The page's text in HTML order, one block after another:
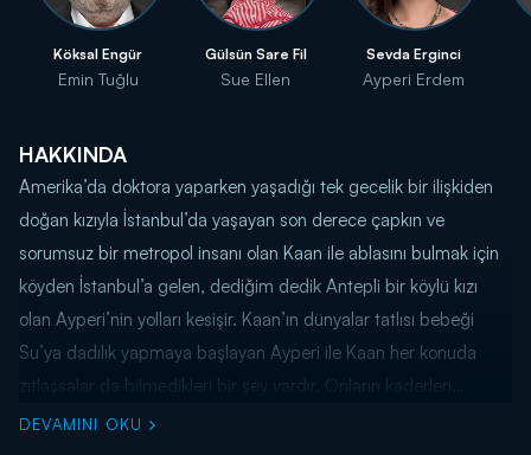
Köksal Engür
Emin Tuğlu
Gülsün Sare Fil
Sue Ellen
Sevda Erginci
Ayperi Erdem
HAKKINDA
Amerika’da doktora yaparken yaşadığı tek gecelik bir ilişkiden
doğan kızıyla İstanbul’da yaşayan son derece çapkın ve
sorumsuz bir metropol insanı olan Kaan ile ablasını bulmak için
köyden İstanbul’a gelen, dediğim dedik Antepli bir köylü kızı
olan Ayperi’nin yolları kesişir. Kaan’ın dünyalar tatlısı bebeği
Su’ya dadılık yapmaya başlayan Ayperi ile Kaan her konuda
zıtlaşsalar da bilmedikleri bir şey vardır. Onların kaderleri
bundan yıllar önce Kıbrıs Savaşı sırasında birlikte yazılmıştır.
DEVAMINI OKU